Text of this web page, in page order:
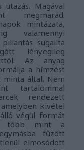
Magával
megmarad.
mintázata,
valamennyi
sugallta
lényegileg
Az anyag
a hímzést
által. Nem
tartalommal
rendezett
amelyben kivétel
végül formát
több mint a
fűzött
elmosódott